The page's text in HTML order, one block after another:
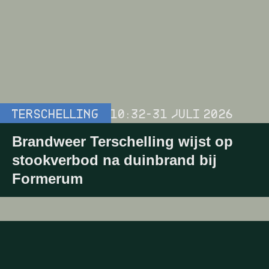
TERSCHELLING 10:32-31 JULI 2026
Brandweer Terschelling wijst op
stookverbod na duinbrand bij
Formerum